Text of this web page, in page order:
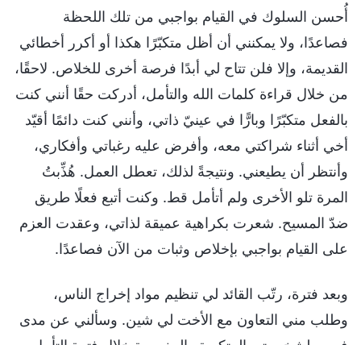
أُحسن السلوك في القيام بواجبي من تلك اللحظة
فصاعدًا، ولا يمكنني أن أظل متكبّرًا هكذا أو أكرر أخطائي
القديمة، وإلا فلن تتاح لي أبدًا فرصة أخرى للخلاص. لاحقًا،
من خلال قراءة كلمات الله والتأمل، أدركت حقًا أنني كنت
بالفعل متكبّرًا وبارًّا في عينيّ ذاتي، وأنني كنت دائمًا أقيّد
أخي أثناء شراكتي معه، وأفرض عليه رغباتي وأفكاري،
وأنتظر أن يطيعني. ونتيجةً لذلك، تعطل العمل. هُذِّبتُ
المرة تلو الأخرى ولم أتأمل قط. وكنت أتبع فعلًا طريق
ضدّ المسيح. شعرت بكراهية عميقة لذاتي، وعقدت العزم
على القيام بواجبي بإخلاص وثبات من الآن فصاعدًا.
وبعد فترة، رتّب القائد لي تنظيم مواد إخراج الناس،
وطلب مني التعاون مع الأخت لي شين. وسألني عن مدى